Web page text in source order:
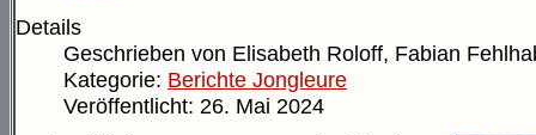
Details
Geschrieben von Elisabeth Roloff, Fabian
Kategorie: Berichte Jongleure
Veröffentlicht: 26. Mai 2024